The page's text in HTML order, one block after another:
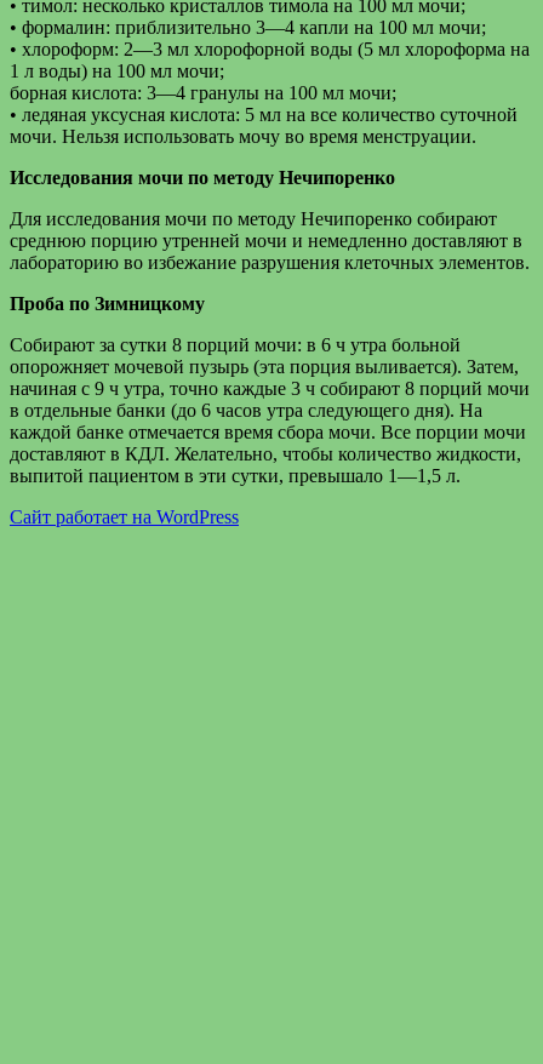
• тимол: несколько кристаллов тимола на 100 мл мочи;
• формалин: приблизительно 3—4 капли на 100 мл мочи;
• хлороформ: 2—3 мл хлорофорной воды (5 мл хлороформа на
1 л воды) на 100 мл мочи;
борная кислота: 3—4 гранулы на 100 мл мочи;
• ледяная уксусная кислота: 5 мл на все количество суточной
мочи. Нельзя использовать мочу во время менструации.
Исследования мочи по методу Нечипоренко
Для исследования мочи по методу Нечипоренко собирают
среднюю порцию утренней мочи и немедленно доставляют в
лабораторию во избежание разрушения клеточных элементов.
Проба по Зимницкому
Собирают за сутки 8 порций мочи: в 6 ч утра больной
опорожняет мочевой пузырь (эта порция выливается). Затем,
начиная с 9 ч утра, точно каждые 3 ч собирают 8 порций мочи
в отдельные банки (до 6 часов утра следующего дня). На
каждой банке отмечается время сбора мочи. Все порции мочи
доставляют в КДЛ. Желательно, чтобы количество жидкости,
выпитой пациентом в эти сутки, превышало 1—1,5 л.
Сайт работает на WordPress